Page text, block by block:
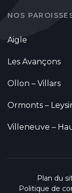
NOS
Aigle
Les Avançons
Ollon – Villars
Ormonts –
Villeneuve –
Plan du
Politique de